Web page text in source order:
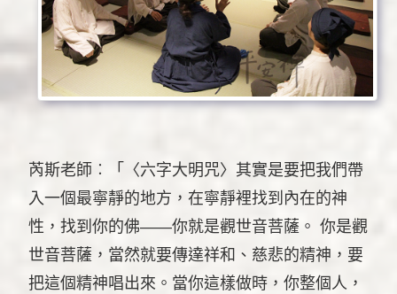
芮斯老師︰「〈六字大明咒〉其實是要把我們帶
入一個最寧靜的地方，在寧靜裡找到內在的神
性，找到你的佛——你就是觀世音菩薩。 你是觀
世音菩薩，當然就要傳達祥和、慈悲的精神，要
把這個精神唱出來。當你這樣做時，你整個人，